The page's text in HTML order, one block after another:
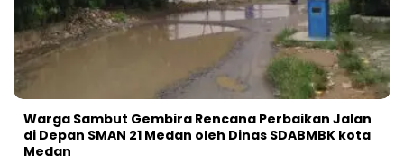
Warga Sambut Gembira Rencana Perbaikan Jalan
di Depan SMAN 21 Medan oleh Dinas SDABMBK kota
Medan